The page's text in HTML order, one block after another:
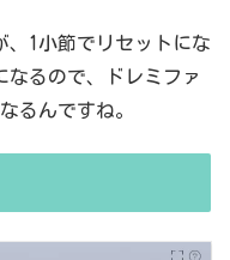
、1小節でリセットにな
なるので、ドレミファ
るんですね。